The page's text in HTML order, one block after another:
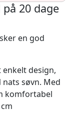
20 dage
en god
design,
søvn. Med
komfortabel